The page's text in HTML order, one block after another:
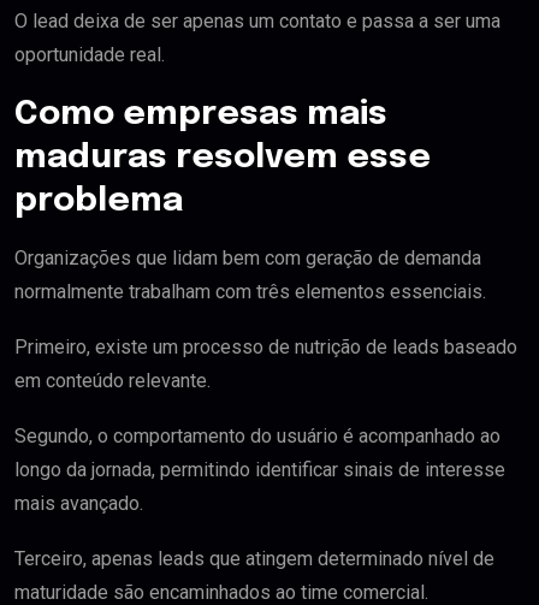
O lead deixa de ser apenas um contato e passa a ser uma
oportunidade real.
Como empresas mais
maduras resolvem esse
problema
Organizações que lidam bem com geração de demanda
normalmente trabalham com três elementos essenciais.
Primeiro, existe um processo de nutrição de leads baseado
em conteúdo relevante.
Segundo, o comportamento do usuário é acompanhado ao
longo da jornada, permitindo identificar sinais de interesse
mais avançado.
Terceiro, apenas leads que atingem determinado nível de
maturidade são encaminhados ao time comercial.